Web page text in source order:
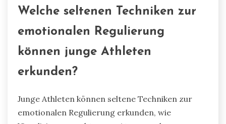
Welche seltenen Techniken zur
emotionalen Regulierung
können junge Athleten
erkunden?
Junge Athleten können seltene Techniken zur
emotionalen Regulierung erkunden, wie